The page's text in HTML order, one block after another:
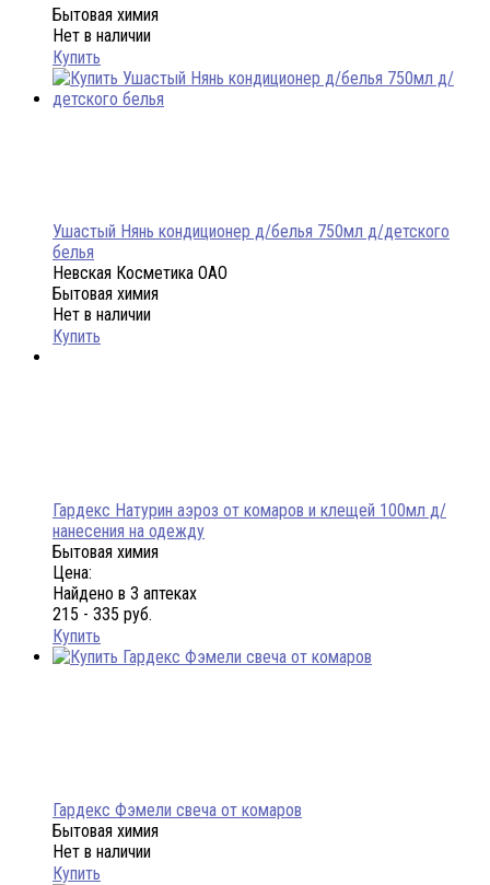
Бытовая химия
Нет в наличии
Купить
Ушастый Нянь кондиционер д/белья 750мл д/детского
белья
Невская Косметика ОАО
Бытовая химия
Нет в наличии
Купить
Гардекс Натурин аэроз от комаров и клещей 100мл д/
нанесения на одежду
Бытовая химия
Цена:
Найдено в 3 аптеках
215 - 335 руб.
Купить
Гардекс Фэмели свеча от комаров
Бытовая химия
Нет в наличии
Купить